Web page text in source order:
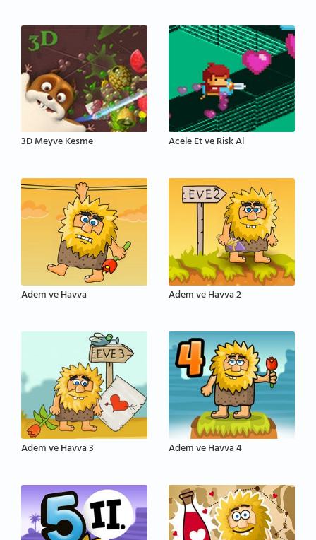
3D Meyve Kesme Acele Et ve Risk Al
Adem ve Havva Adem ve Havva 2
Adem ve Havva 3 Adem ve Havva 4